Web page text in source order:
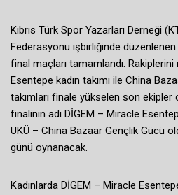
Kıbrıs Türk Spor Yazarları Derneği
Federasyonu işbirliğinde düzenlenen
final maçları tamamlandı.
Esentepe kadın takımı ile China
takımları finale yükselen son ekipler
finalinin adı DİGEM – Miracle
UKÜ – China Bazaar Gençlik Gücü
günü oynanacak.
Kadınlarda DİGEM – Miracle